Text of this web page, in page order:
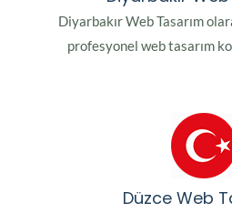
Diyarbakır Web Tasarım
profesyonel web tasarım
Düzce Web